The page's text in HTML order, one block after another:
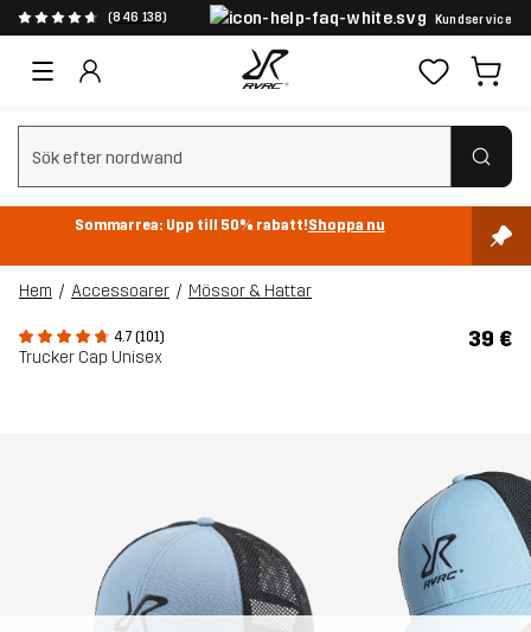
(846 138) Kundservice
Rensa sök
Sommarrea: Upp till 50% rabatt!Shoppa nu
Hem Accessoarer Mössor & Hattar
4.7 (101)
Trucker Cap Unisex
39 €